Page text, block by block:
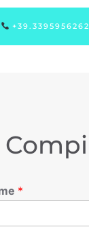
+39.3395956262
*